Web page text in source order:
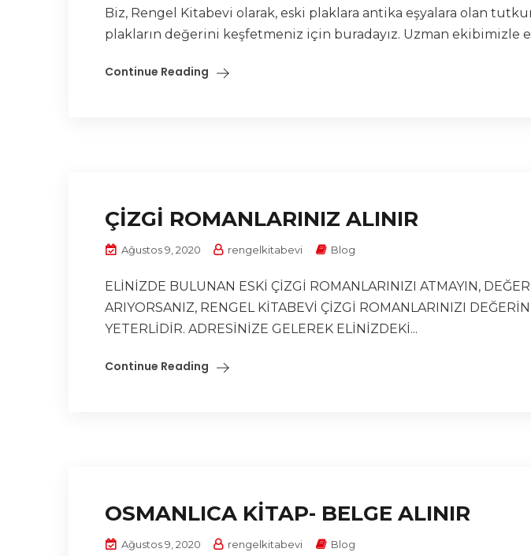
Biz, Rengel Kitabevi olarak, eski plaklara antika eşyalara olan
plakların değerini keşfetmeniz için buradayız. Uzman ekibimizle
Continue Reading
ÇİZGİ ROMANLARINIZ ALINIR
Ağustos 9, 2020 rengelkitabevi Blog
ELİNİZDE BULUNAN ESKİ ÇİZGİ ROMANLARINIZI ATMAYIN,
ARIYORSANIZ, RENGEL KİTABEVİ ÇİZGİ ROMANLARINIZI
YETERLİDİR. ADRESİNİZE GELEREK ELİNİZDEKİ...
Continue Reading
OSMANLICA KİTAP- BELGE ALINIR
Ağustos 9, 2020 rengelkitabevi Blog